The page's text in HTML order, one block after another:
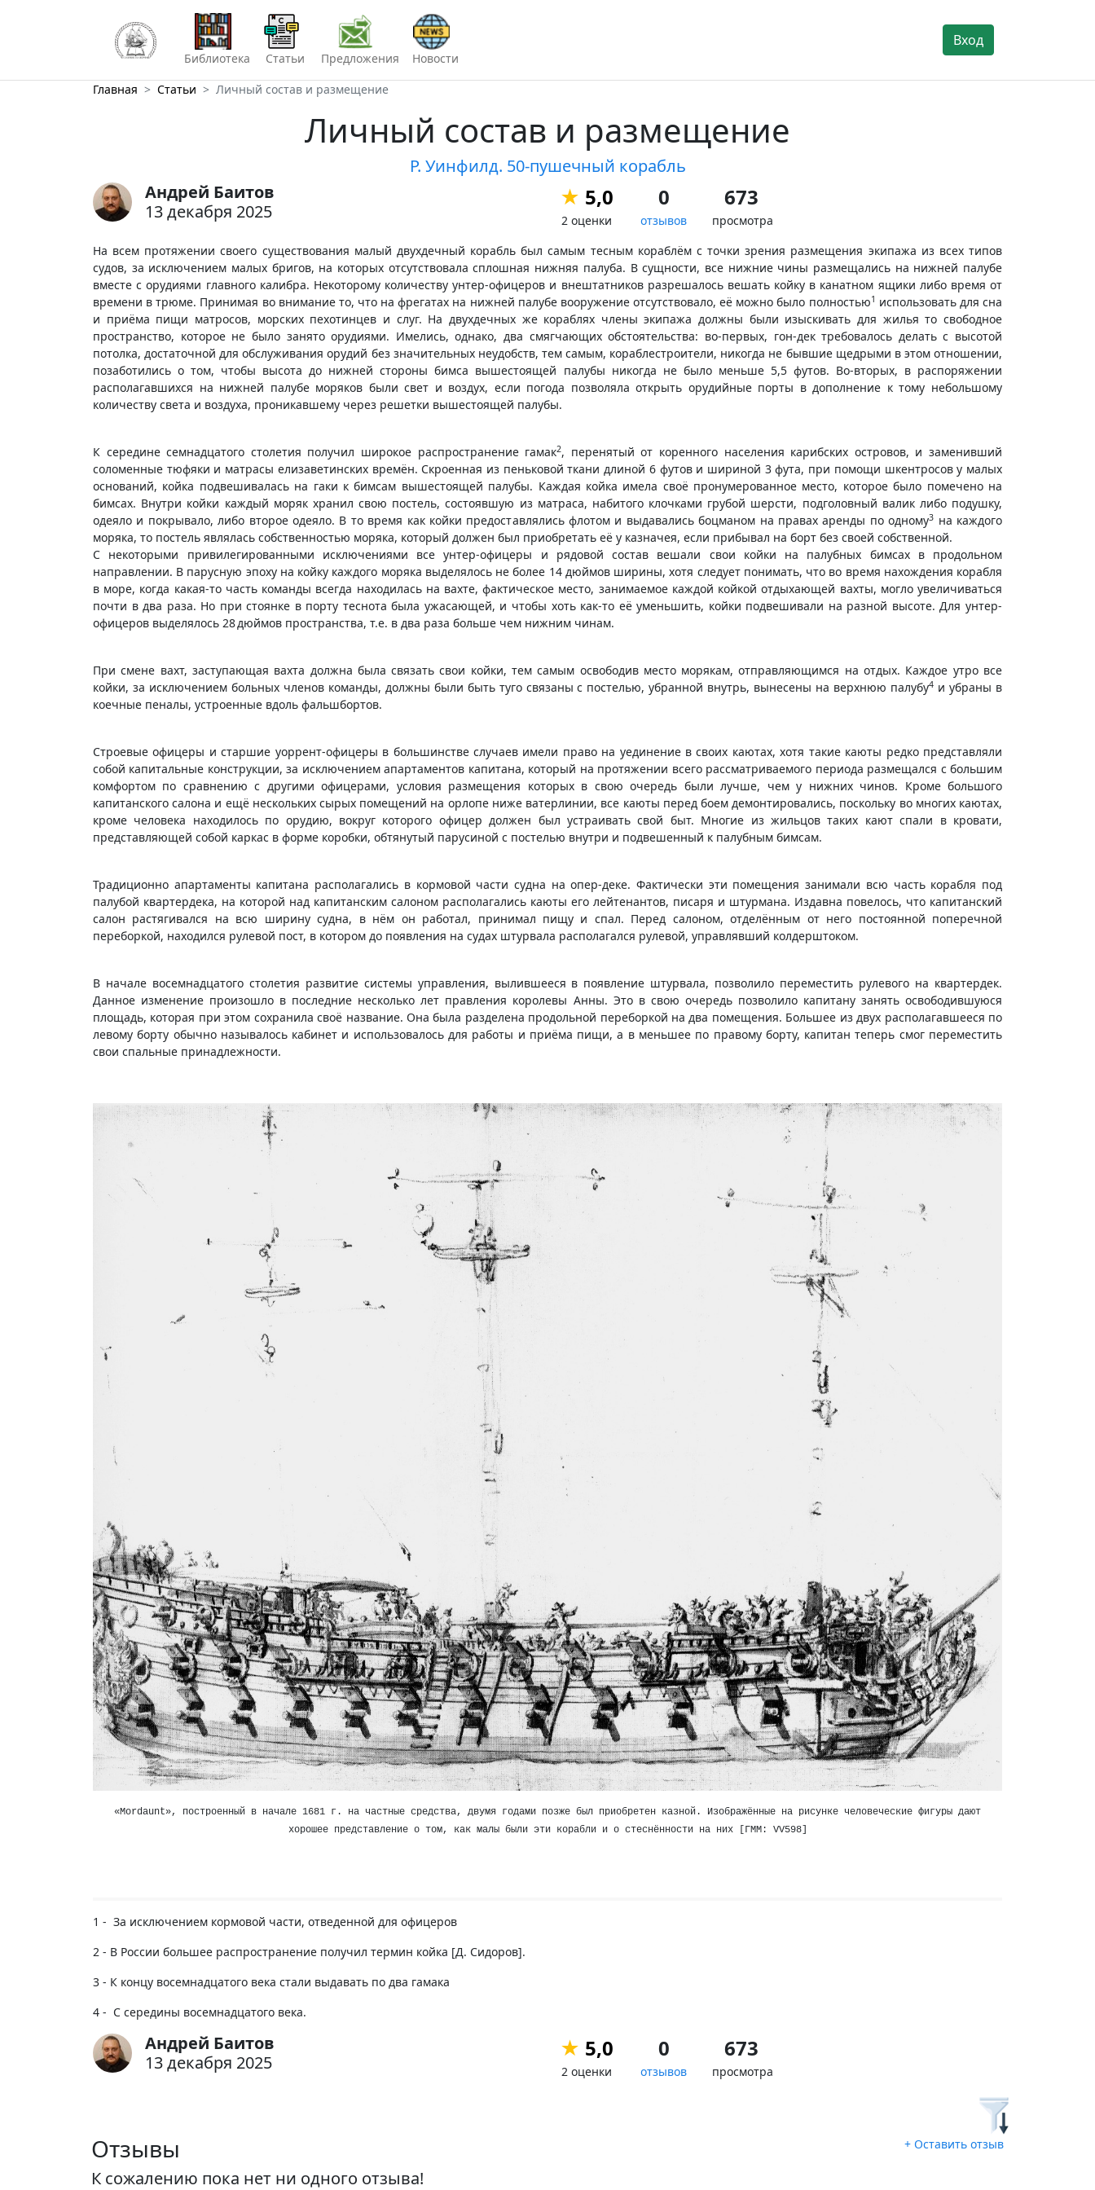
Библиотека Статьи Предложения Новости
Вход
Главная Статьи Личный состав и размещение
Личный состав и размещение
Р. Уинфилд. 50-пушечный корабль
Андрей Баитов
13 декабря 2025
★ 5,0
2 оценки
0
отзывов
673
просмотра
На всем протяжении своего существования малый двухдечный корабль был самым тесным кораблём с точки зрения размещения экипажа из всех типов
судов, за исключением малых бригов, на которых отсутствовала сплошная нижняя палуба. В сущности, все нижние чины размещались на нижней палубе
вместе с орудиями главного калибра. Некоторому количеству унтер-офицеров и внештатников разрешалось вешать койку в канатном ящики либо время от
времени в трюме. Принимая во внимание то, что на фрегатах на нижней палубе вооружение отсутствовало, её можно было полностью1 использовать для сна
и приёма пищи матросов, морских пехотинцев и слуг. На двухдечных же кораблях члены экипажа должны были изыскивать для жилья то свободное
пространство, которое не было занято орудиями. Имелись, однако, два смягчающих обстоятельства: во-первых, гон-дек требовалось делать с высотой
потолка, достаточной для обслуживания орудий без значительных неудобств, тем самым, кораблестроители, никогда не бывшие щедрыми в этом отношении,
позаботились о том, чтобы высота до нижней стороны бимса вышестоящей палубы никогда не было меньше 5,5 футов. Во-вторых, в распоряжении
располагавшихся на нижней палубе моряков были свет и воздух, если погода позволяла открыть орудийные порты в дополнение к тому небольшому
количеству света и воздуха, проникавшему через решетки вышестоящей палубы.
К середине семнадцатого столетия получил широкое распространение гамак2, перенятый от коренного населения карибских островов, и заменивший
соломенные тюфяки и матрасы елизаветинских времён. Скроенная из пеньковой ткани длиной 6 футов и шириной 3 фута, при помощи шкентросов у малых
оснований, койка подвешивалась на гаки к бимсам вышестоящей палубы. Каждая койка имела своё пронумерованное место, которое было помечено на
бимсах. Внутри койки каждый моряк хранил свою постель, состоявшую из матраса, набитого клочками грубой шерсти, подголовный валик либо подушку,
одеяло и покрывало, либо второе одеяло. В то время как койки предоставлялись флотом и выдавались боцманом на правах аренды по одному3 на каждого
моряка, то постель являлась собственностью моряка, который должен был приобретать её у казначея, если прибывал на борт без своей собственной.
С некоторыми привилегированными исключениями все унтер-офицеры и рядовой состав вешали свои койки на палубных бимсах в продольном
направлении. В парусную эпоху на койку каждого моряка выделялось не более 14 дюймов ширины, хотя следует понимать, что во время нахождения корабля
в море, когда какая-то часть команды всегда находилась на вахте, фактическое место, занимаемое каждой койкой отдыхающей вахты, могло увеличиваться
почти в два раза. Но при стоянке в порту теснота была ужасающей, и чтобы хоть как-то её уменьшить, койки подвешивали на разной высоте. Для унтер-
офицеров выделялось 28 дюймов пространства, т.е. в два раза больше чем нижним чинам.
При смене вахт, заступающая вахта должна была связать свои койки, тем самым освободив место морякам, отправляющимся на отдых. Каждое утро все
койки, за исключением больных членов команды, должны были быть туго связаны с постелью, убранной внутрь, вынесены на верхнюю палубу4 и убраны в
коечные пеналы, устроенные вдоль фальшбортов.
Строевые офицеры и старшие уоррент-офицеры в большинстве случаев имели право на уединение в своих каютах, хотя такие каюты редко представляли
собой капитальные конструкции, за исключением апартаментов капитана, который на протяжении всего рассматриваемого периода размещался с большим
комфортом по сравнению с другими офицерами, условия размещения которых в свою очередь были лучше, чем у нижних чинов. Кроме большого
капитанского салона и ещё нескольких сырых помещений на орлопе ниже ватерлинии, все каюты перед боем демонтировались, поскольку во многих каютах,
кроме человека находилось по орудию, вокруг которого офицер должен был устраивать свой быт. Многие из жильцов таких кают спали в кровати,
представляющей собой каркас в форме коробки, обтянутый парусиной с постелью внутри и подвешенный к палубным бимсам.
Традиционно апартаменты капитана располагались в кормовой части судна на опер-деке. Фактически эти помещения занимали всю часть корабля под
палубой квартердека, на которой над капитанским салоном располагались каюты его лейтенантов, писаря и штурмана. Издавна повелось, что капитанский
салон растягивался на всю ширину судна, в нём он работал, принимал пищу и спал. Перед салоном, отделённым от него постоянной поперечной
переборкой, находился рулевой пост, в котором до появления на судах штурвала располагался рулевой, управлявший колдерштоком.
В начале восемнадцатого столетия развитие системы управления, вылившееся в появление штурвала, позволило переместить рулевого на квартердек.
Данное изменение произошло в последние несколько лет правления королевы Анны. Это в свою очередь позволило капитану занять освободившуюся
площадь, которая при этом сохранила своё название. Она была разделена продольной переборкой на два помещения. Большее из двух располагавшееся по
левому борту обычно называлось кабинет и использовалось для работы и приёма пищи, а в меньшее по правому борту, капитан теперь смог переместить
свои спальные принадлежности.
«Mordaunt», построенный в начале 1681 г. на частные средства, двумя годами позже был приобретен казной. Изображённые на рисунке человеческие фигуры дают
хорошее представление о том, как малы были эти корабли и о стеснённости на них [ГММ: VV598]
1 - За исключением кормовой части, отведенной для офицеров
2 - В России большее распространение получил термин койка [Д. Сидоров].
3 - К концу восемнадцатого века стали выдавать по два гамака
4 - С середины восемнадцатого века.
Андрей Баитов
13 декабря 2025
★ 5,0
2 оценки
0
отзывов
673
просмотра
Отзывы + Оставить отзыв
К сожалению пока нет ни одного отзыва!